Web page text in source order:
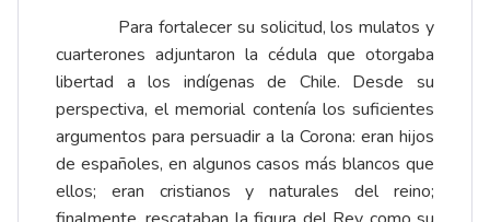
Para fortalecer su solicitud, los mulatos y
cuarterones adjuntaron la cédula que otorgaba
libertad a los indígenas de Chile. Desde su
perspectiva, el memorial contenía los suficientes
argumentos para persuadir a la Corona: eran hijos
de españoles, en algunos casos más blancos que
ellos; eran cristianos y naturales del reino;